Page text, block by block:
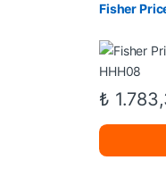
Fisher
₺